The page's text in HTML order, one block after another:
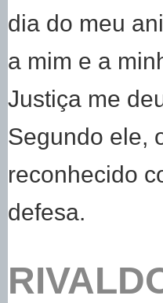
dia do meu
a mim e a
Justiça me
Segundo ele,
reconhecido
defesa.